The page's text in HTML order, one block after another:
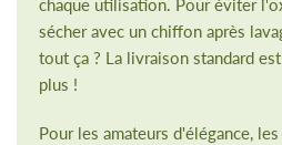
chaque utilisation. Pour éviter
sécher avec un chiffon après
tout ça ? La livraison standard
plus !
Pour les amateurs d'élégance,